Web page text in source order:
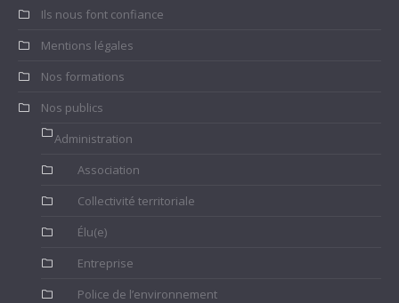
Ils nous font confiance
Mentions légales
Nos formations
Nos publics
Administration
Association
Collectivité territoriale
Élu(e)
Entreprise
Police de l’environnement